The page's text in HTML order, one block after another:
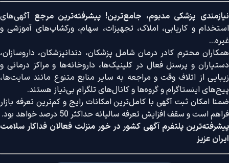
نیازمندی پزشکی مدبوم، جامع‌ترین! پیشرفته‌ترین مرجع آگهی‌های
استخدام و کاریابی، املاک، تجهیزات، سهام، ورکشاپ‌های آموزشی و
غیره...
همکاران محترم کادر درمان شامل پزشکان، دندانپزشکان، داروسازان،
دستیاران و پرسنل فعال در کلینیک‌ها، داروخانه‌ها و مراکز درمانی و
زیبایی از اتلاف وقت و مراجعه به سایر منابع متنوع مانند سایت‌ها،
پیج‌های اینستاگرام و گروه‌ها و کانال‌های تلگرام بی‌نیاز هستند.
ضمنا امکان ثبت آگهی با کامل‌ترین امکانات رایج و کم‌ترین تعرفه بازار
فراهم است و سقف افزایش تعرفه سالیانه حداکثر 50 درصد خواهد بود.
پیشرفته‌ترین پلتفرم آگهی کشور در خور منزلت فعالان فداکار سلامت
ایران عزیز